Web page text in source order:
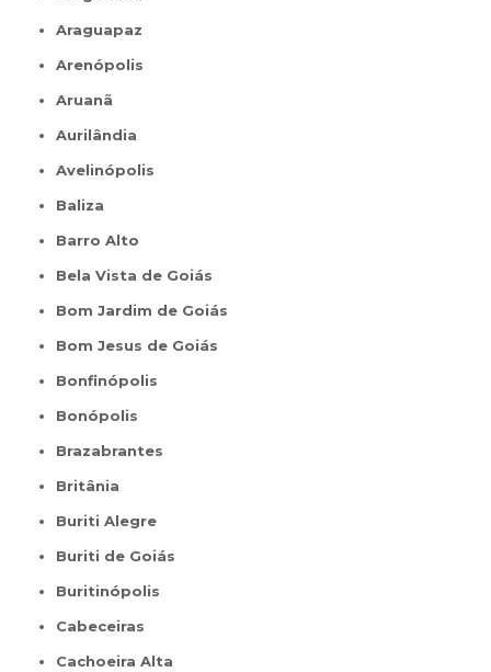
Araguapaz
Arenópolis
Aruanã
Aurilândia
Avelinópolis
Baliza
Barro Alto
Bela Vista de Goiás
Bom Jardim de Goiás
Bom Jesus de Goiás
Bonfinópolis
Bonópolis
Brazabrantes
Britânia
Buriti Alegre
Buriti de Goiás
Buritinópolis
Cabeceiras
Cachoeira Alta